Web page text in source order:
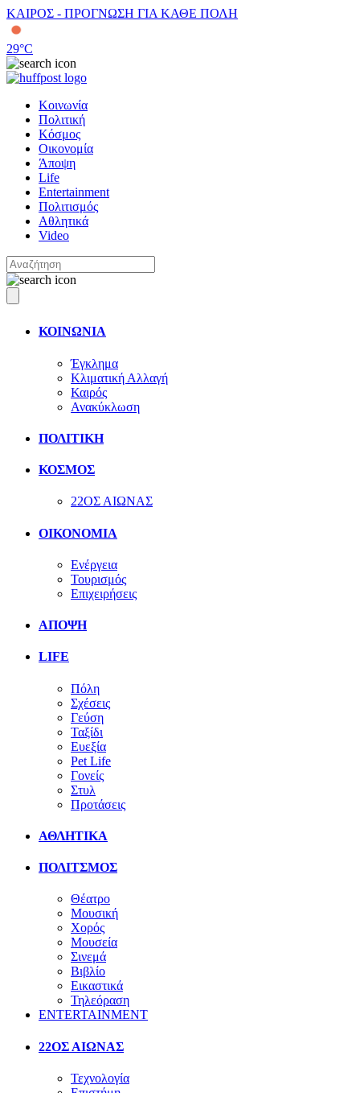
ΚΑΙΡΟΣ - ΠΡΟΓΝΩΣΗ ΓΙΑ ΚΑΘΕ ΠΟΛΗ
29°C
Κοινωνία
Πολιτική
Κόσμος
Οικονομία
Άποψη
Life
Entertainment
Πολιτισμός
Αθλητικά
Video
ΚΟΙΝΩΝΙΑ
Έγκλημα
Κλιματική Αλλαγή
Καιρός
Ανακύκλωση
ΠΟΛΙΤΙΚΗ
ΚΟΣΜΟΣ
22ΟΣ ΑΙΩΝΑΣ
ΟΙΚΟΝΟΜΙΑ
Ενέργεια
Τουρισμός
Επιχειρήσεις
ΑΠΟΨΗ
LIFE
Πόλη
Σχέσεις
Γεύση
Ταξίδι
Ευεξία
Pet Life
Γονείς
Στυλ
Προτάσεις
ΑΘΛΗΤΙΚΑ
ΠΟΛΙΤΣΜΟΣ
Θέατρο
Μουσική
Χορός
Μουσεία
Σινεμά
Βιβλίο
Εικαστικά
Τηλεόραση
ENTERTAINMENT
22ΟΣ ΑΙΩΝΑΣ
Τεχνολογία